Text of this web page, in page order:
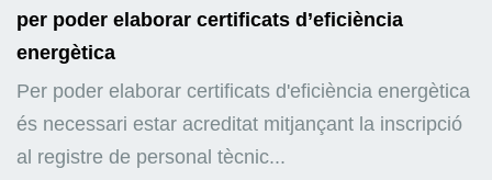
per poder elaborar certificats d’eficiència
energètica
Per poder elaborar certificats d'eficiència energètica
és necessari estar acreditat mitjançant la inscripció
al registre de personal tècnic...